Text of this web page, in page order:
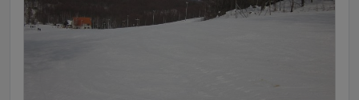
Zamki
Miejsca sakralne
Rafting, rafting, rafting
Wieże obserwacyjne i chodniki